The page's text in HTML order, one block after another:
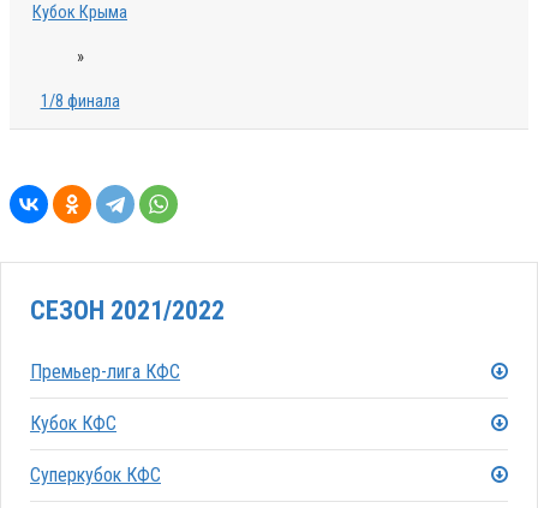
Кубок Крыма
»
1/8 финала
СЕЗОН 2021/2022
Премьер-лига КФС
Кубок КФС
Суперкубок КФС